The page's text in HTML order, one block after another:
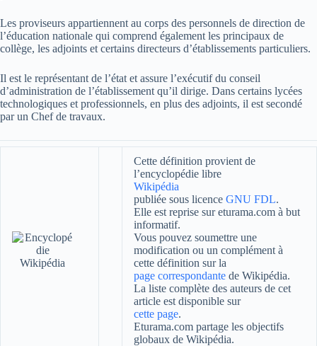
Les proviseurs appartiennent au corps des personnels de direction de
l’éducation nationale qui comprend également les principaux de
collège, les adjoints et certains directeurs d’établissements particuliers.
Il est le représentant de l’état et assure l’exécutif du conseil
d’administration de l’établissement qu’il dirige. Dans certains lycées
technologiques et professionnels, en plus des adjoints, il est secondé
par un Chef de travaux.
Cette définition provient de
l’encyclopédie libre
Wikipédia
publiée sous licence GNU FDL.
Elle est reprise sur eturama.com à but
informatif.
Vous pouvez soumettre une
modification ou un complément à
cette définition sur la
page correspondante de Wikipédia.
La liste complète des auteurs de cet
article est disponible sur
cette page.
Eturama.com partage les objectifs
globaux de Wikipédia.